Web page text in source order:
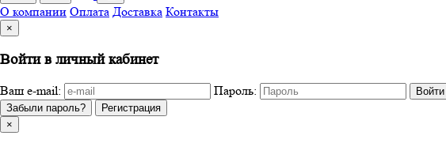
О компании Оплата Доставка Контакты
×
Войти в личный кабинет
Ваш e-mail: Пароль:
Войти
Забыли пароль?
Регистрация
×